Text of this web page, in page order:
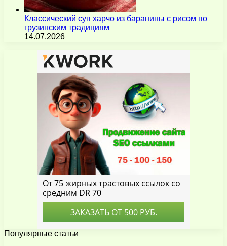
Классический суп харчо из баранины с рисом по
грузинским традициям
14.07.2026
Популярные статьи